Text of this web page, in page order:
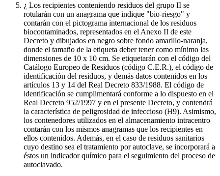
¿ Los recipientes conteniendo residuos del grupo II se
rotularán con un anagrama que indique "bio-riesgo" y
contarán con el pictograma internacional de los residuos
biocontaminados, representados en el Anexo II de este
Decreto y dibujados en negro sobre fondo amarillo-naranja,
donde el tamaño de la etiqueta deber tener como mínimo las
dimensiones de 10 x 10 cm. Se etiquetarán con el código del
Catálogo Europeo de Residuos (código C.E.R.), el código de
identificación del residuos, y demás datos contenidos en los
artículos 13 y 14 del Real Decreto 833/1988. El código de
identificación se cumplimentará conforme a lo dispuesto en el
Real Decreto 952/1997 y en el presente Decreto, y contendrá
la característica de peligrosidad de infeccioso (H9). Asimismo,
los contenedores utilizados en el almacenamiento intracentro
contarán con los mismos anagramas que los recipientes en
ellos contenidos. Además, en el caso de residuos sanitarios
cuyo destino sea el tratamiento por autoclave, se incorporará a
éstos un indicador químico para el seguimiento del proceso de
autoclavado.